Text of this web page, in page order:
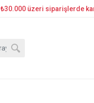
₺30.000 üzeri siparişlerde